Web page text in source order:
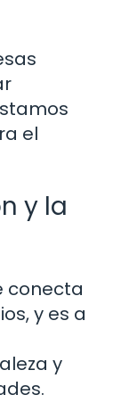
el
y la
conecta
y es a
y